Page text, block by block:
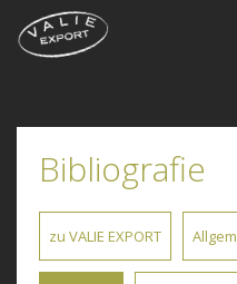
Bibliografie
zu VALIE EXPORT